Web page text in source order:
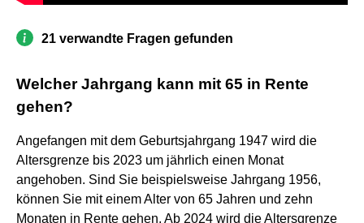
21 verwandte Fragen gefunden
Welcher Jahrgang kann mit 65 in Rente
gehen?
Angefangen mit dem Geburtsjahrgang 1947 wird die
Altersgrenze bis 2023 um jährlich einen Monat
angehoben. Sind Sie beispielsweise Jahrgang 1956,
können Sie mit einem Alter von 65 Jahren und zehn
Monaten in Rente gehen. Ab 2024 wird die Altersgrenze